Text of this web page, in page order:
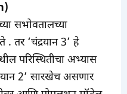
सभोवतालच्या
. तर ‘चंद्रयान 3’ हे
परिस्थितीचा अभ्यास
2’ सारखेच असणार